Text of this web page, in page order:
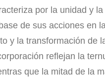
por la unidad y
de sus acciones en
y la transformación de
reflejan la
que la mitad de la